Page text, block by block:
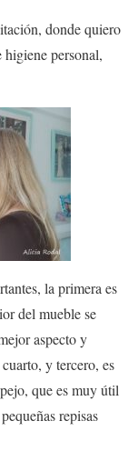
donde quiero
personal,
la primera es
del mueble se
aspecto y
y tercero, es
que es muy útil
repisas